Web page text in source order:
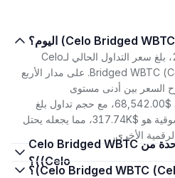
اعتبارًا من 7 أغسطس 2026، بلغ سعر التداول الحالي لـCelo
Bridged WBTC (Celo) (WBTC) $63,739.00. على مدار الأربع
السعر بين أدنى مستوى
$32,172.00 وأعلى مستوى $68,542.00، مع حجم تداول بلغ
$61.16K. إجمالي القيمة السوقية هو $317.74K، مما يجعله يحتل
الأخرى.
2. كم سعر وحدة واحدة من Celo Bridged WBTC
(Celo)؟